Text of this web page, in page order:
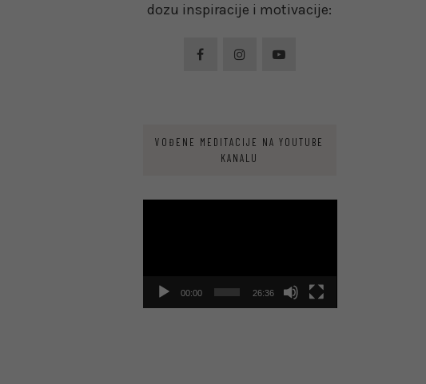
dozu inspiracije i motivacije:
VOĐENE MEDITACIJE NA YOUTUBE
KANALU
00:00 26:36